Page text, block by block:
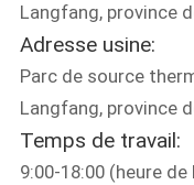
AU
SUJET
DE
NOUS
Langfang, province
Adresse usine:
Parc de source
Langfang, province
Temps de travail:
9:00-18:00 (heure de